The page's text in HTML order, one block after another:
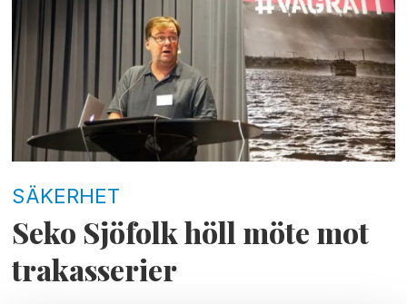
SÄKERHET
Seko Sjöfolk höll möte mot
trakasserier